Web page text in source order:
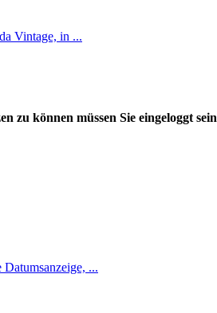
Vintage, in ...
zu können müssen Sie eingeloggt sein
...